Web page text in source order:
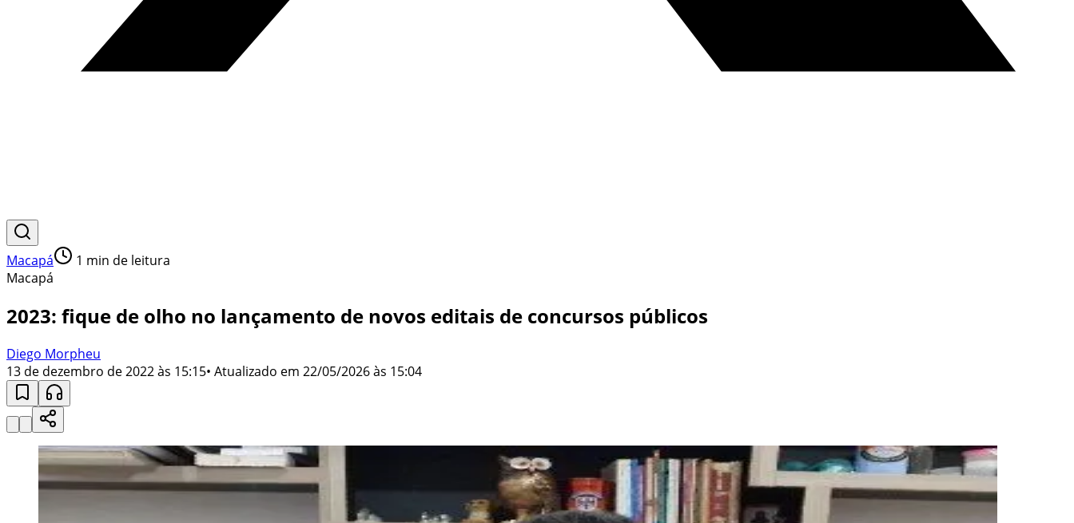
Macapá 1 min de leitura
Macapá
2023: fique de olho no lançamento de novos editais de concursos públicos
Diego Morpheu
13 de dezembro de 2022 às 15:15• Atualizado em 22/05/2026 às 15:04